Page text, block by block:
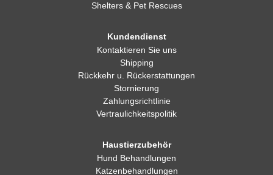
Shelters & Pet Rescues
Kundendienst
Kontaktieren Sie uns
Shipping
Rückkehr u. Rückerstattungen
Stornierung
Zahlungsrichtlinie
Vertraulichkeitspolitik
Haustierzubehör
Hund Behandlungen
Katzenbehandlungen